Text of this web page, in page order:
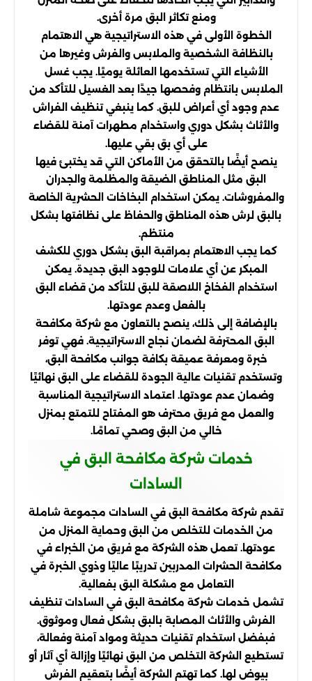
ومنع تكاثر البق مرة أخرى.
الخطوة الأولى في هذه الاستراتيجية هي الاهتمام
بالنظافة الشخصية والملابس والفرش وغيرها من
الأشياء التي تستخدمها العائلة يوميًا. يجب غسل
الملابس بانتظام وفحصها جيدًا بعد الغسيل للتأكد من
عدم وجود أي أعراض للبق. كما ينبغي تنظيف الفراش
والأثاث بشكل دوري واستخدام مطهرات آمنة للقضاء
على أي بق بقي عليها.
ينصح أيضًا بالتحقق من الأماكن التي قد يختبئ فيها
البق مثل المناطق الضيقة والمظلمة والجدران
والمفروشات. يمكن استخدام البخاخات الحشرية الخاصة
بالبق لرش هذه المناطق والحفاظ على نظافتها بشكل
منتظم.
كما يجب الاهتمام بمراقبة البق بشكل دوري للكشف
المبكر عن أي علامات للوجود البق جديدة. يمكن
استخدام الفخاخ اللاصقة للبق للتأكد من قضاء البق
بالفعل وعدم عودتها.
بالإضافة إلى ذلك، ينصح بالتعاون مع شركة مكافحة
البق المحترفة لضمان نجاح الاستراتيجية. فهي توفر
خبرة ومعرفة عميقة بكافة جوانب مكافحة البق،
وتستخدم تقنيات عالية الجودة للقضاء على البق نهائيًا
وضمان عدم عودتها. اعتماد الاستراتيجية المناسبة
والعمل مع فريق محترف هو المفتاح للتمتع بمنزل
خالي من البق وصحي تمامًا.
خدمات شركة مكافحة البق في
السادات
تقدم شركة مكافحة البق في السادات مجموعة شاملة
من الخدمات للتخلص من البق وحماية المنزل من
عودتها. تعمل هذه الشركة مع فريق من الخبراء في
مكافحة الحشرات المدربين تدريبًا عاليًا وذوي الخبرة في
التعامل مع مشكلة البق بفعالية.
تشمل خدمات شركة مكافحة البق في السادات تنظيف
الفرش والأثاث المصابة بالبق بشكل فعال وموثوق.
فبفضل استخدام تقنيات حديثة ومواد آمنة وفعالة،
تستطيع الشركة التخلص من البق نهائيًا وإزالة أي آثار أو
بيوض لها. كما تهتم الشركة أيضًا بتعقيم الفرش